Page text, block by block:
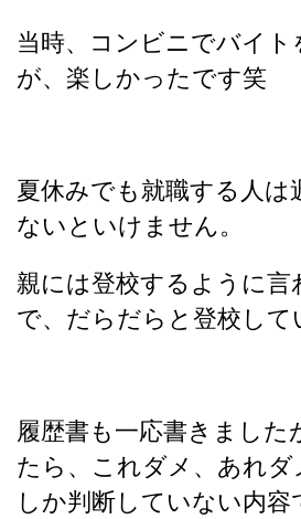
当時、コンビニでバイト
が、楽しかったです笑
夏休みでも就職する人は
ないといけません。
親には登校するように言
で、だらだらと登校して
履歴書も一応書きました
たら、これダメ、あれ
しか判断していない内容